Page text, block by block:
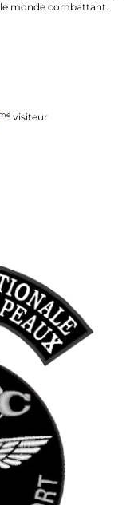
monde combattant.
visiteur